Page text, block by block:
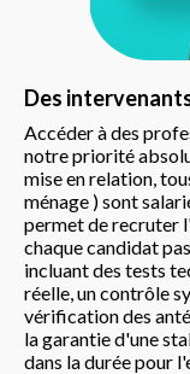
Des
Accéder à des
notre priorité
mise en relation,
ménage ) sont
permet de recruter
chaque candidat
incluant des tests
réelle, un contrôle
vérification des
la garantie d'une
dans la durée pour